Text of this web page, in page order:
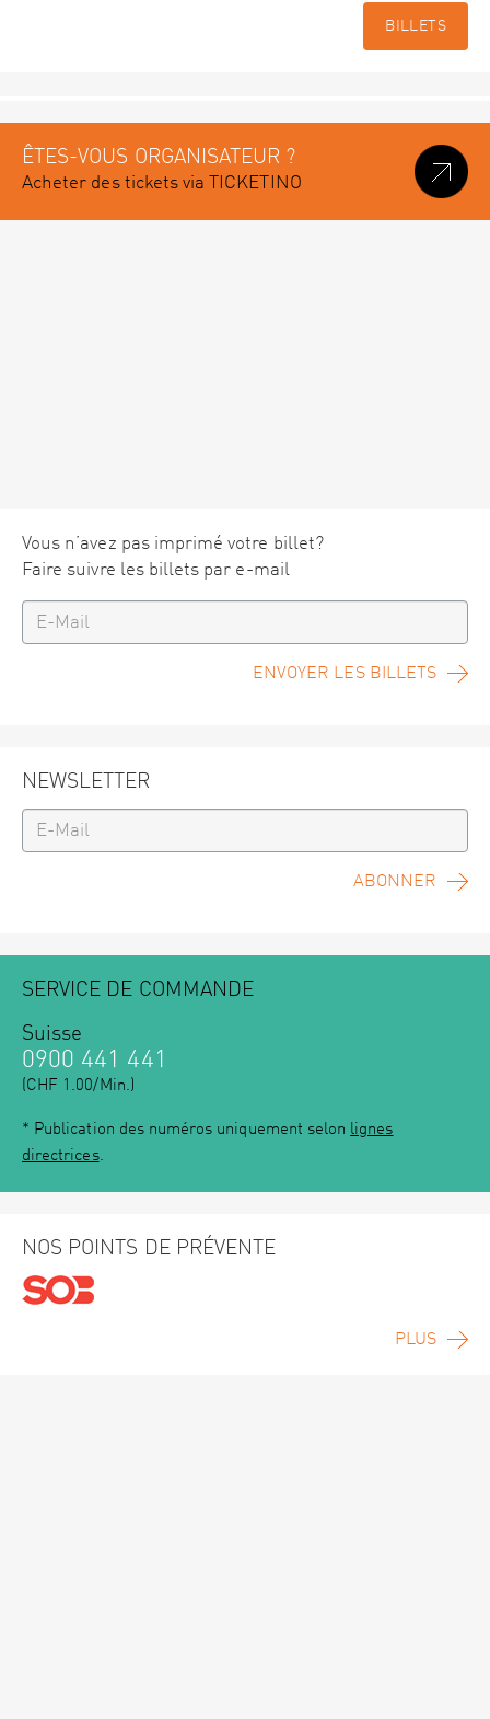
BILLETS
ÊTES-VOUS ORGANISATEUR ?
Acheter des tickets via TICKETINO
Vous n’avez pas imprimé votre billet?
Faire suivre les billets par e-mail
ENVOYER LES BILLETS
NEWSLETTER
ABONNER
SERVICE DE COMMANDE
Suisse
0900 441 441
(CHF 1.00/Min.)
* Publication des numéros uniquement selon lignes
directrices.
NOS POINTS DE PRÉVENTE
PLUS